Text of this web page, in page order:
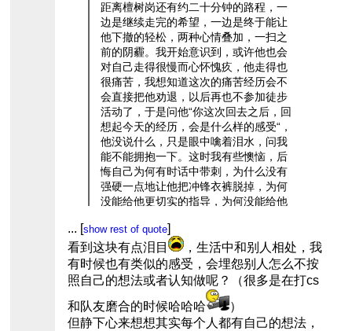
距离檀树岗还有约二十分钟的路程，一
边是继续走完的希望，一边是终于能让
他下撤的轻松，两种心情叠加，一扫之
前的阴霾。我开始意识到，或许他也会
对自己走得很慢而心怀愧疚，他走得也
很痛苦，我想知道这次的痛苦经历会不
会直接把他劝退，以后再也不参加徒步
活动了，于是问他“你这次回去之后，回
想起今天的经历，会是什么样的感受“，
他没说什么，只是眼中噙着泪水，问我
能不能拥抱一下。这时我有些懊恼，后
悔自己为何有时话中带刺，为什么没有
强硬一点地让他把冲锋衣裤脱掉，为何
没能给他更切实的指导，为何没能给他
没有经验的报名了这条强度很大的线
路，但他也没做错什么，我们既然选择
了带他上山，就应该更好地照顾他，带
着他安然无恙的下去。之前的无奈、埋
怨都不再，一个拥抱让我和他达成了和
解。
... [show rest of quote]
看到这块有点泪目
，生活中和别人相处，我
有时候也有类似的感受，会埋怨别人怎么不按
照自己的想法或者认知做呢？（很多是在打cs
和队友磨合的时候哈哈哈
）
但静下心来想想其实每个人都有自己的想法，